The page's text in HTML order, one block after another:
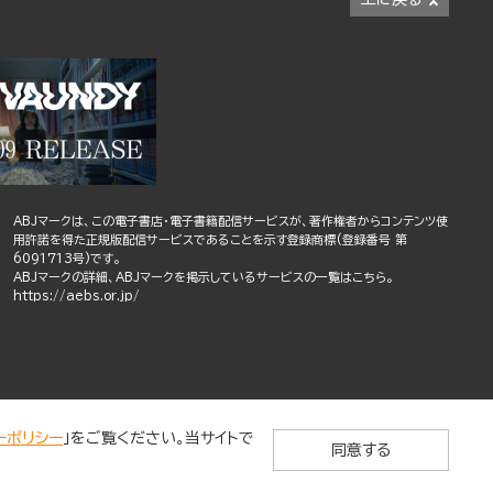
ABJマークは、この電子書店・電子書籍配信サービスが、著作権者からコンテンツ使
用許諾を得た正規版配信サービスであることを示す登録商標(登録番号 第
6091713号)です。
ABJマークの詳細、ABJマークを掲示しているサービスの一覧はこちら。
https://aebs.or.jp/
ポリシー 」をご覧ください。当サイトで
同意する